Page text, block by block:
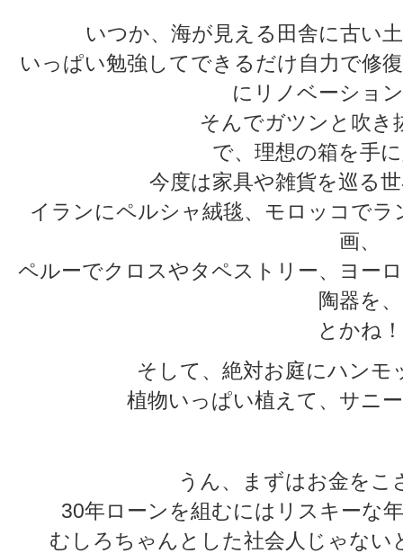
いつか、海が見える田舎に古い
いっぱい勉強してできるだけ自力で修
にリノベーショ
そんでガツンと吹き
で、理想の箱を手
今度は家具や雑貨を巡る
イランにペルシャ絨毯、モロッコで
画、
ペルーでクロスやタペストリー、ヨー
陶器を、
とかね！
そして、絶対お庭にハンモ
植物いっぱい植えて、サニ
うん、まずはお金をこ
30年ローンを組むにはリスキーな
むしろちゃんとした社会人じゃな